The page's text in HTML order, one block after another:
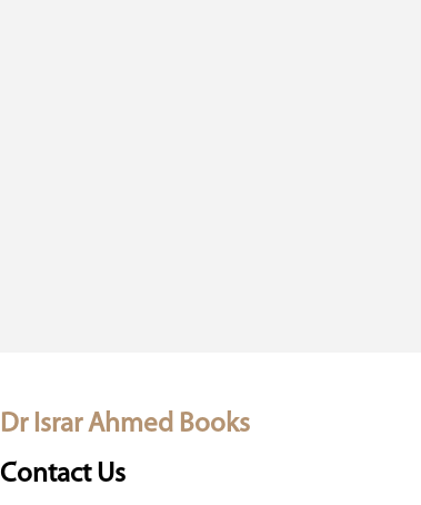
Dr Israr Ahmed Books
Contact Us